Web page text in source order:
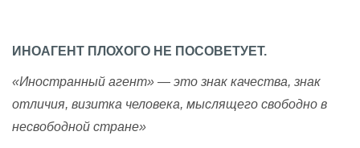
ИНОАГЕНТ ПЛОХОГО НЕ ПОСОВЕТУЕТ.
«Иностранный агент» — это знак качества, знак
отличия, визитка человека, мыслящего свободно в
несвободной стране»